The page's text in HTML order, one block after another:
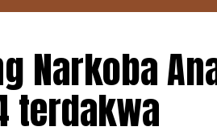
Narkoba
terdakwa